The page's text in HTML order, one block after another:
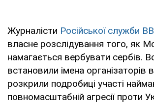
Журналісти Російської служби
власне розслідування того, як
намагається вербувати сербів.
встановили імена організаторів
розкрили подробиці участі
повномасштабній агресії проти